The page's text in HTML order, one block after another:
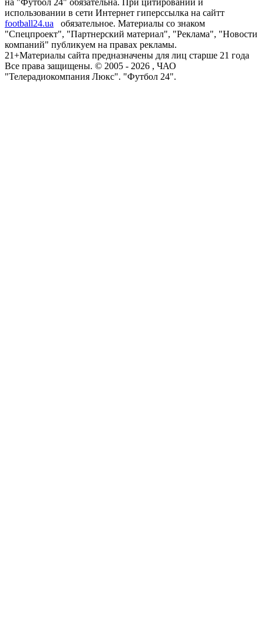
использовании в сети Интернет гиперссылка на сайтт
football24.ua
обязательное. Материалы со знаком
"Спецпроект", "Партнерский материал", "Реклама", "Новости
компаний" публикуем на правах рекламы.
21+Материалы сайта предназначены для лиц старше 21 года
Все права защищены. © 2005 - 2026 , ЧАО
"Телерадиокомпания Люкс". "Футбол 24".